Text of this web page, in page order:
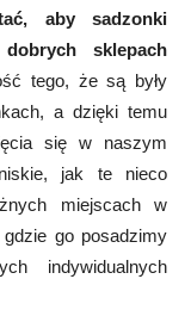
aby sadzonki
sklepach
tego, że są były
a dzięki temu
się w naszym
jak te nieco
miejscach w
go posadzimy
indywidualnych